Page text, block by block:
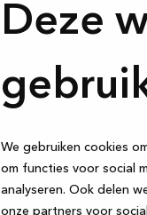
Deze
We gebruiken cookies
om functies voor social
analyseren. Ook delen
onze partners voor